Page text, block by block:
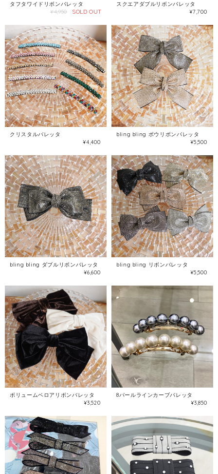
タフタワイドリボンバレッタ
¥4,950
SOLD OUT
スクエアダブルリボンバレッタ
¥7,700
クリスタルバレッタ
¥4,400
bling bling ボウリボンバレッタ
¥5,500
bling bling ダブルリボンバレッタ
¥6,600
bling bling リボンバレッタ
¥5,500
ボリュームベロアリボンバレッタ
¥3,520
8パールラインカーブバレッタ
¥3,850